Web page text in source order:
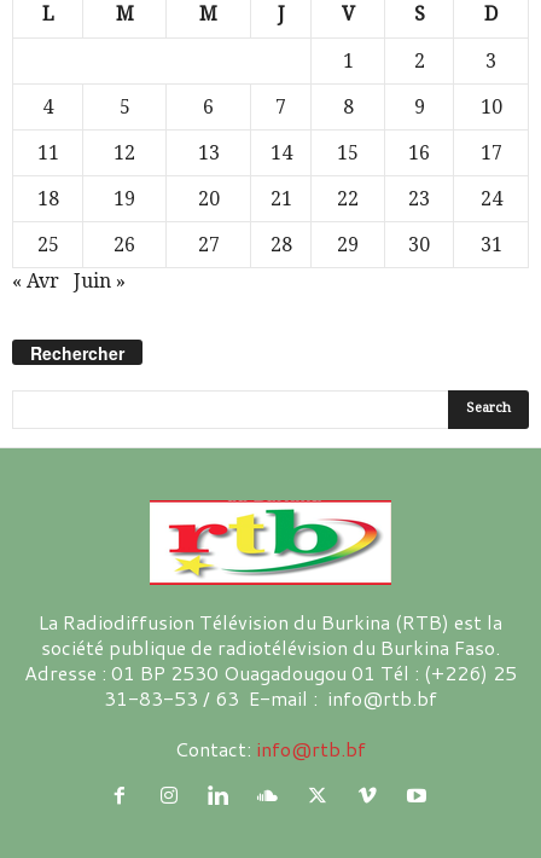
L M M J V S D
1 2
3
4
5 6 7 8 9
10
11
12 13 14 15 16
17
18
19 20 21 22 23
24
25
26 27 28 29 30
31
« Avr
Juin »
Rechercher
La Radiodiffusion Télévision du Burkina (RTB) est la
société publique de radiotélévision du Burkina Faso.
Adresse : 01 BP 2530 Ouagadougou 01 Tél : (+226) 25
31-83-53 / 63 E-mail : info@rtb.bf
Contact: info@rtb.bf